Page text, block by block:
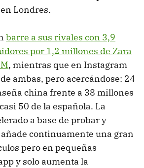
Londres.
barre a sus rivales con 3,9
por 1,2 millones de Zara
, mientras que en Instagram
ambas, pero acercándose: 24
china frente a 38 millones
50 de la española. La
a base de probar y
continuamente una gran
pero en pequeñas
y solo aumenta la